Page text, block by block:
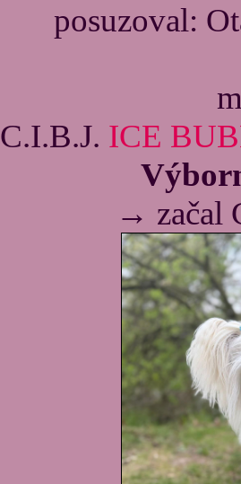
posuzoval:
C.I.B.J. ICE
→ začal